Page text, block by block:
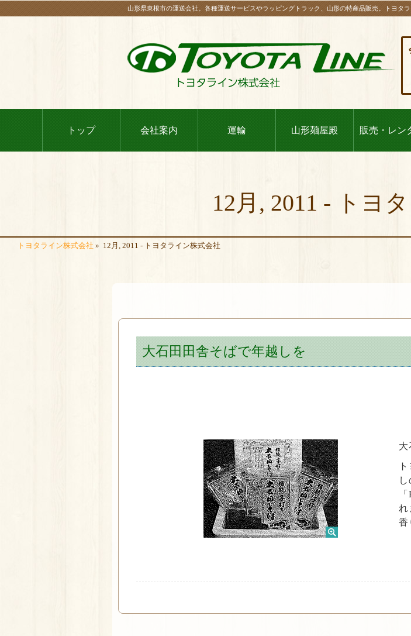
山形県東根市の運送会社。各種運送サービスやラッピングトラック、山形の特産品販売。トヨタ
トップ 会社案内 運輸 山形麺屋殿 販売・レン
12月, 2011 - トヨ
トヨタライン株式会社 » 12月, 2011 - トヨタライン株式会社
大石田田舎そばで年越しを
大
れ
香